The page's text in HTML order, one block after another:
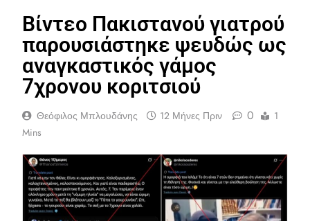
Βίντεο Πακιστανού γιατρού
παρουσιάστηκε ψευδώς ως
αναγκαστικός γάμος
7χρονου κοριτσιού
Θεόφιλος Μπλουδάνης 12 Μήνες Πριν 0
1
Mins